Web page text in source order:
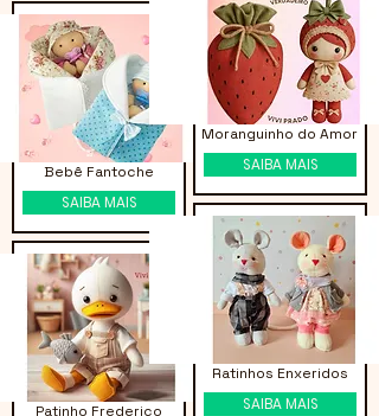
Bebê Fantoche
SAIBA MAIS
Patinho Frederico
Moranguinho do Amor
SAIBA MAIS
Ratinhos Enxeridos
SAIBA MAIS